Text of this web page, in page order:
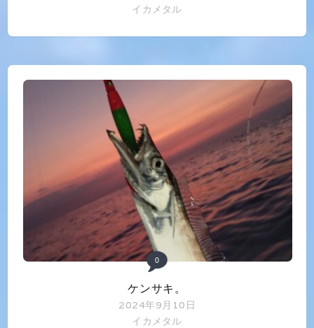
イカメタル
0
ケンサキ。
2024年9月10日
イカメタル